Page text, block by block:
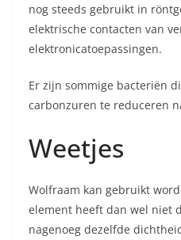
nog steeds gebruikt in
elektrische contacten van
elektronicatoepassingen.
Er zijn sommige bacteriën
carbonzuren te reduceren
Weetjes
Wolfraam kan gebruikt
element heeft dan wel niet
nagenoeg dezelfde